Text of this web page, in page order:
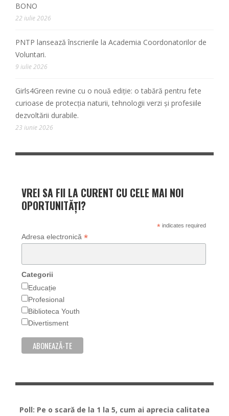
BONO
22 iulie 2026
PNTP lansează înscrierile la Academia Coordonatorilor de
Voluntari.
9 iulie 2026
Girls4Green revine cu o nouă ediție: o tabără pentru fete
curioase de protecția naturii, tehnologii verzi și profesiile
dezvoltării durabile.
23 iunie 2026
VREI SA FII LA CURENT CU CELE MAI NOI
OPORTUNITĂȚI?
*indicates required
Adresa electronică *
Categorii
Educație
Profesional
Biblioteca Youth
Divertisment
Poll: Pe o scară de la 1 la 5, cum ai aprecia calitatea